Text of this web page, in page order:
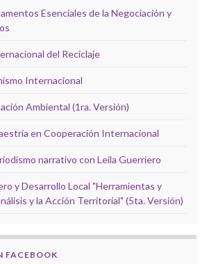
Esenciales de la Negociación y
del Reciclaje
Internacional
Ambiental (1ra. Versión)
en Cooperación Internacional
narrativo con Leila Guerriero
y Desarrollo Local "Herramientas y
y la Acción Territorial" (5ta. Versión)
FACEBOOK